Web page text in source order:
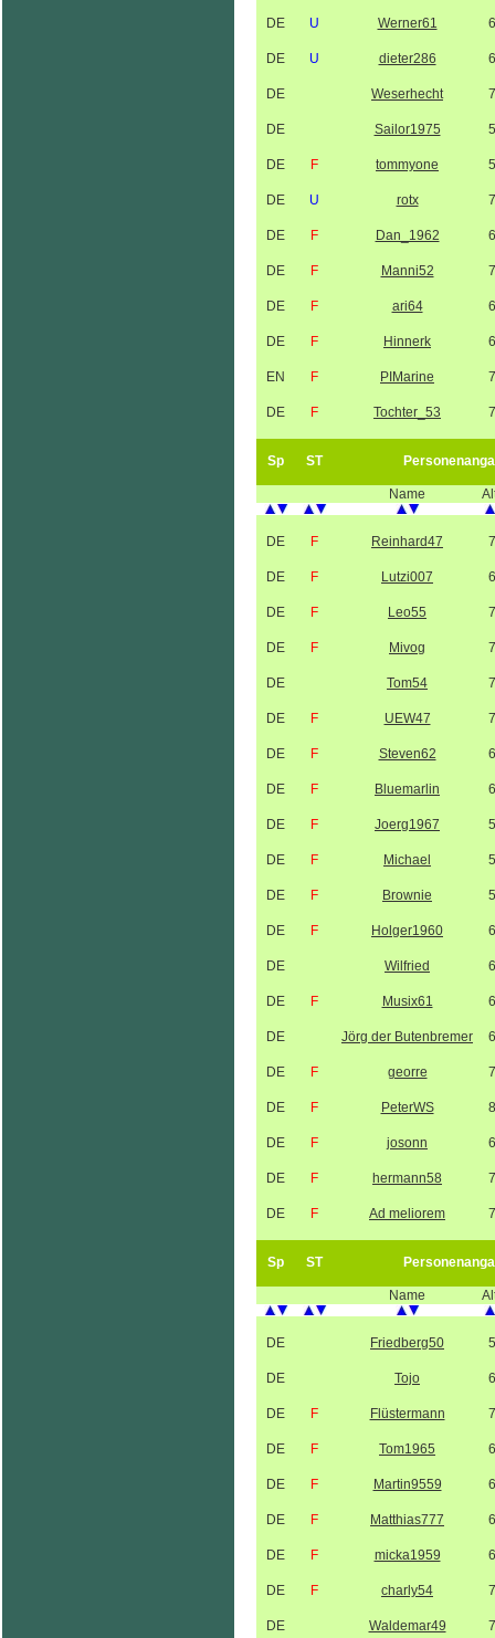
DE U Werner61
DE U dieter286
DE Weserhecht
DE Sailor1975
DE F tommyone
DE U rotx
DE F Dan_1962
DE F Manni52
DE F ari64
DE F Hinnerk
EN F PIMarine
DE F Tochter_53
Sp ST
Name
DE F Reinhard47
DE F Lutzi007
DE F Leo55
DE F Mivog
DE Tom54
DE F UEW47
DE F Steven62
DE F Bluemarlin
DE F Joerg1967
DE F Michael
DE F Brownie
DE F Holger1960
DE Wilfried
DE F Musix61
DE Jörg der Butenbremer
DE F georre
DE F PeterWS
DE F josonn
DE F hermann58
DE F Ad meliorem
Sp ST
Name
DE Friedberg50
DE Tojo
DE F Flüstermann
DE F Tom1965
DE F Martin9559
DE F Matthias777
DE F micka1959
DE F charly54
DE Waldemar49